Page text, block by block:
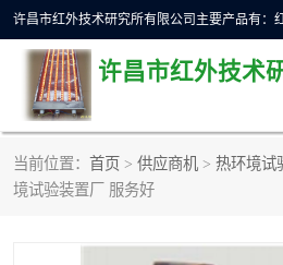
许昌市红外技术
当前位置： 首页 > 供应商机 > 热环境试
境试验装置厂 服务好
红外加热设备
红外辐射涂料